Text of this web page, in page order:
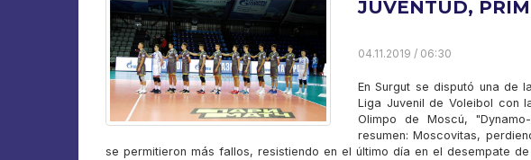
JUVENTUD,
04.11.2019 / 06:30
En Surgut se disputó una de
Liga Juvenil de Voleibol con
Olimpo de Moscú,
resumen: Moscovitas,
se permitieron más fallos, resistiendo en el último día en el desempate